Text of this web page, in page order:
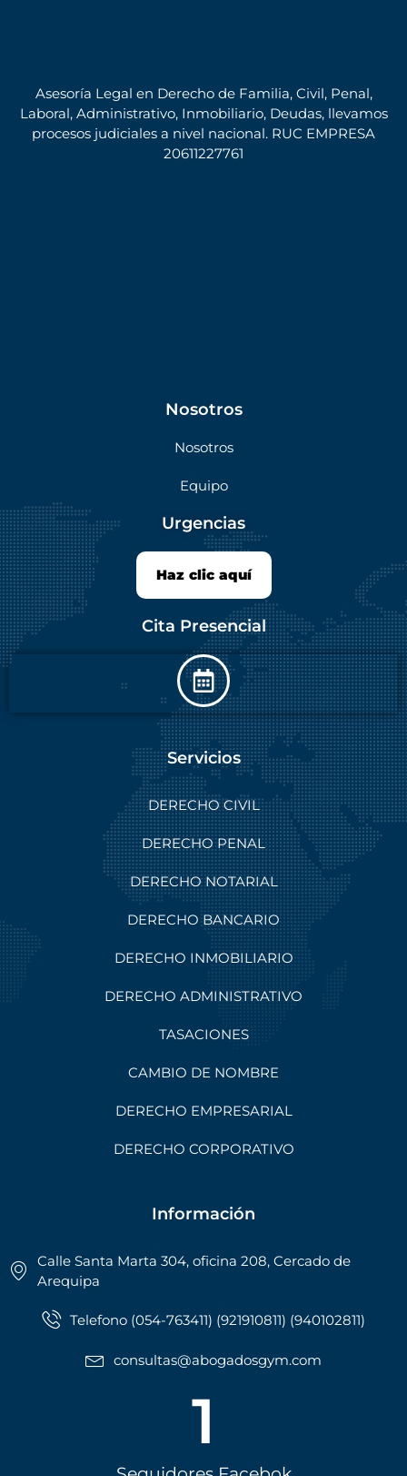
Asesoría Legal en Derecho de Familia, Civil, Penal,
Laboral, Administrativo, Inmobiliario, Deudas, llevamos
procesos judiciales a nivel nacional. RUC EMPRESA
20611227761
Nosotros
Nosotros
Equipo
Urgencias
Haz clic aquí
Cita Presencial
Servicios
DERECHO CIVIL
DERECHO PENAL
DERECHO NOTARIAL
DERECHO BANCARIO
DERECHO INMOBILIARIO
DERECHO ADMINISTRATIVO
TASACIONES
CAMBIO DE NOMBRE
DERECHO EMPRESARIAL
DERECHO CORPORATIVO
Información
Calle Santa Marta 304, oficina 208, Cercado de
Arequipa
Telefono (054-763411) (921910811) (940102811)
consultas@abogadosgym.com
1